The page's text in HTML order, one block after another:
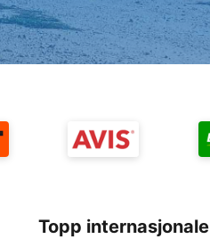
Topp